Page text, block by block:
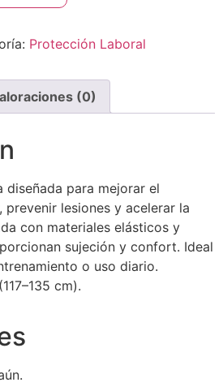
Protección Laboral
(0)
diseñada para mejorar el
prevenir lesiones y acelerar la
con materiales elásticos y
sujeción y confort. Ideal
o uso diario.
cm).